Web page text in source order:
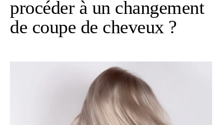
procéder à un changement
de coupe de cheveux ?